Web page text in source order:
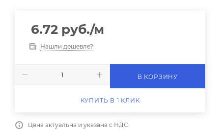
6.72 руб./м
Нашли дешевле?
В КОРЗИНУ
КУПИТЬ В 1 КЛИК
Цена актуальна и указана с НДС.